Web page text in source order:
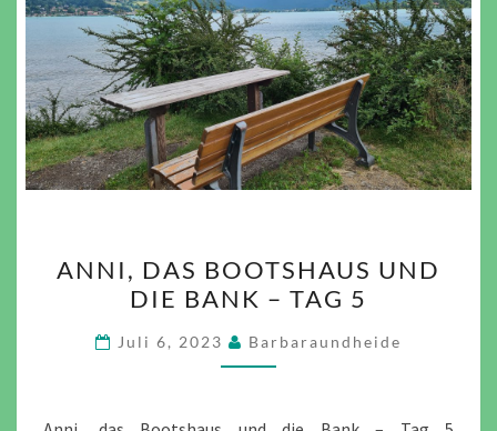
DAS
BOOTSHAUS
UND
DIE
ANNI, DAS BOOTSHAUS UND
DIE BANK – TAG 5
Juli 6, 2023 Barbaraundheide